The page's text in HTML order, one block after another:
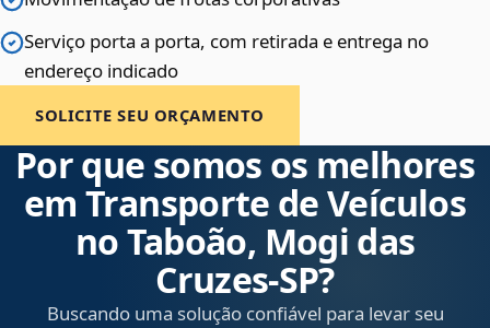
Serviço porta a porta, com retirada e entrega no
endereço indicado
SOLICITE SEU ORÇAMENTO
Por que somos os melhores
em Transporte de Veículos
no Taboão, Mogi das
Cruzes‑SP?
Buscando uma solução confiável para levar seu